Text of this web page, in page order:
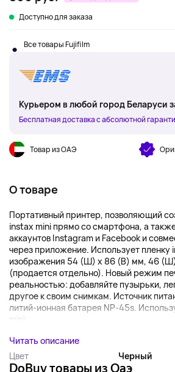
Доступно для заказа
Все товары Fujifilm
Курьером в любой город Беларуси
Бесплатная доставка с абсолютной
Товар из ОАЭ
О товаре
Портативный принтер, позволяющий
instax mini прямо со смартфона, а
аккаунтов Instagram и Facebook и
через приложение. Использует пленку
изображения 54 (Ш) x 86 (В) мм, 46
(продается отдельно). Новый режим
реальностью: добавляйте пузырьки,
другое к своим снимкам. Источник
литий-ионная батарея NP-45s.
mini:...
Читать описание
Цвет
Черный